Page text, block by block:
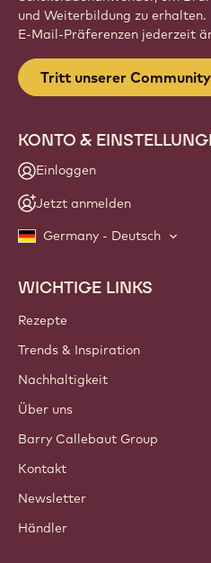
und Weiterbildung zu erhalten.
E-Mail-Präferenzen jederzeit
Tritt unserer
KONTO &
Einloggen
Jetzt anmelden
Germany - Deutsch
Footer
Callebaut
WICHTIGE LINKS
Rezepte
Trends & Inspiration
Nachhaltigkeit
Über uns
Barry Callebaut Group
Kontakt
Newsletter
Händler